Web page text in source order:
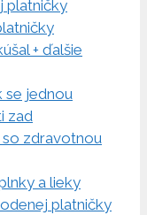
platničky
+ ďalšie
se jednou
zad
zdravotnou
a lieky
platničky